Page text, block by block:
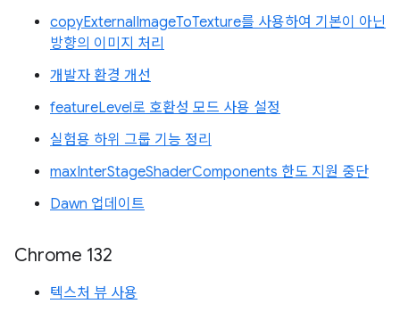
copyExternalImageToTexture를 사용하여 기본이 아닌
방향의 이미지 처리
개발자 환경 개선
featureLevel로 호환성 모드 사용 설정
실험용 하위 그룹 기능 정리
maxInterStageShaderComponents 한도 지원 중단
Dawn 업데이트
Chrome 132
텍스처 뷰 사용